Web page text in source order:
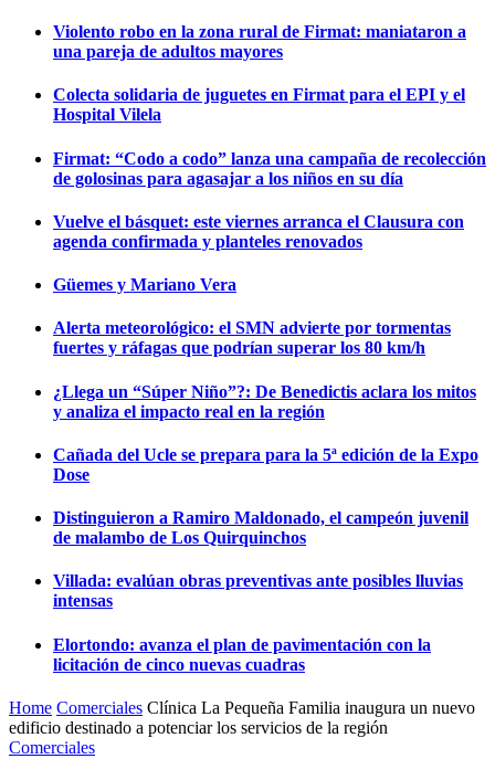
Violento robo en la zona rural de Firmat: maniataron a
una pareja de adultos mayores
Colecta solidaria de juguetes en Firmat para el EPI y el
Hospital Vilela
Firmat: “Codo a codo” lanza una campaña de recolección
de golosinas para agasajar a los niños en su día
Vuelve el básquet: este viernes arranca el Clausura con
agenda confirmada y planteles renovados
Güemes y Mariano Vera
Alerta meteorológico: el SMN advierte por tormentas
fuertes y ráfagas que podrían superar los 80 km/h
¿Llega un “Súper Niño”?: De Benedictis aclara los mitos
y analiza el impacto real en la región
Cañada del Ucle se prepara para la 5ª edición de la Expo
Dose
Distinguieron a Ramiro Maldonado, el campeón juvenil
de malambo de Los Quirquinchos
Villada: evalúan obras preventivas ante posibles lluvias
intensas
Elortondo: avanza el plan de pavimentación con la
licitación de cinco nuevas cuadras
Home Comerciales Clínica La Pequeña Familia inaugura un nuevo
edificio destinado a potenciar los servicios de la región
Comerciales